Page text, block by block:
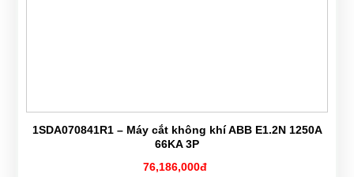
1SDA070841R1 – Máy cắt không khí ABB E1.2N 1250A
66KA 3P
76,186,000đ